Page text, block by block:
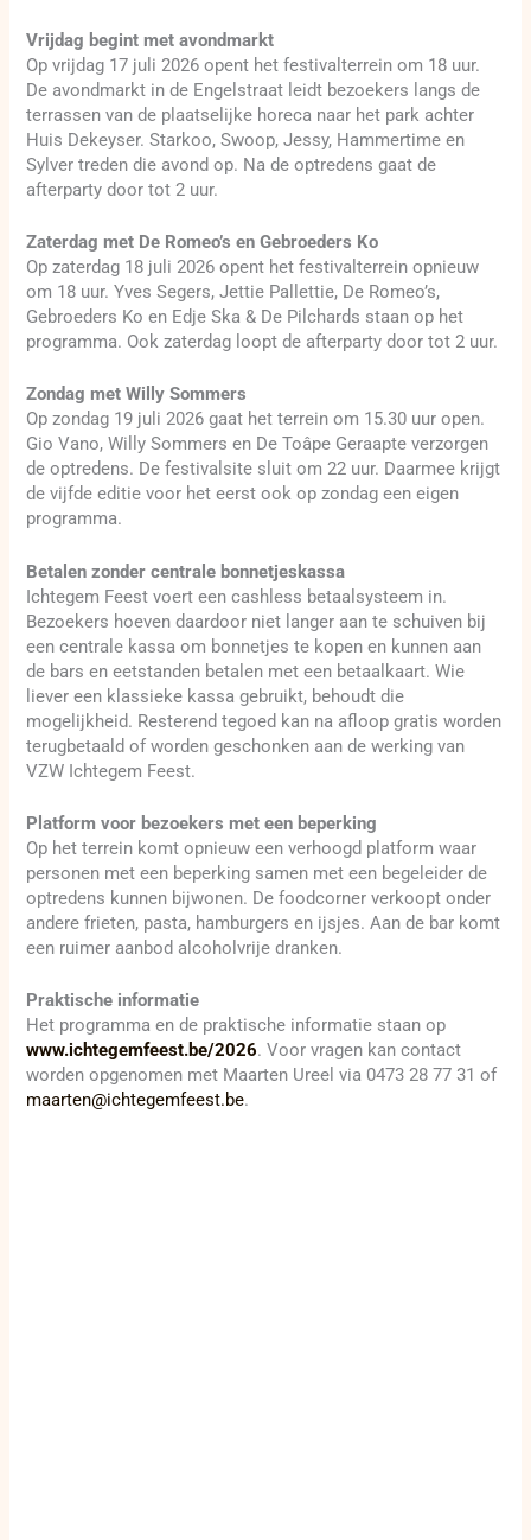
Vrijdag begint met avondmarkt
Op vrijdag 17 juli 2026 opent het festivalterrein om 18 uur.
De avondmarkt in de Engelstraat leidt bezoekers langs de
terrassen van de plaatselijke horeca naar het park achter
Huis Dekeyser. Starkoo, Swoop, Jessy, Hammertime en
Sylver treden die avond op. Na de optredens gaat de
afterparty door tot 2 uur.
Zaterdag met De Romeo’s en Gebroeders Ko
Op zaterdag 18 juli 2026 opent het festivalterrein opnieuw
om 18 uur. Yves Segers, Jettie Pallettie, De Romeo’s,
Gebroeders Ko en Edje Ska & De Pilchards staan op het
programma. Ook zaterdag loopt de afterparty door tot 2 uur.
Zondag met Willy Sommers
Op zondag 19 juli 2026 gaat het terrein om 15.30 uur open.
Gio Vano, Willy Sommers en De Toâpe Geraapte verzorgen
de optredens. De festivalsite sluit om 22 uur. Daarmee krijgt
de vijfde editie voor het eerst ook op zondag een eigen
programma.
Betalen zonder centrale bonnetjeskassa
Ichtegem Feest voert een cashless betaalsysteem in.
Bezoekers hoeven daardoor niet langer aan te schuiven bij
een centrale kassa om bonnetjes te kopen en kunnen aan
de bars en eetstanden betalen met een betaalkaart. Wie
liever een klassieke kassa gebruikt, behoudt die
mogelijkheid. Resterend tegoed kan na afloop gratis worden
terugbetaald of worden geschonken aan de werking van
VZW Ichtegem Feest.
Platform voor bezoekers met een beperking
Op het terrein komt opnieuw een verhoogd platform waar
personen met een beperking samen met een begeleider de
optredens kunnen bijwonen. De foodcorner verkoopt onder
andere frieten, pasta, hamburgers en ijsjes. Aan de bar komt
een ruimer aanbod alcoholvrije dranken.
Praktische informatie
Het programma en de praktische informatie staan op
www.ichtegemfeest.be/2026. Voor vragen kan contact
worden opgenomen met Maarten Ureel via 0473 28 77 31 of
maarten@ichtegemfeest.be.